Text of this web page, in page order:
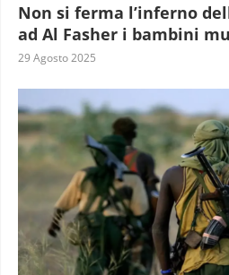
Non si ferma l’inferno
ad Al Fasher i bambini
29 Agosto 2025